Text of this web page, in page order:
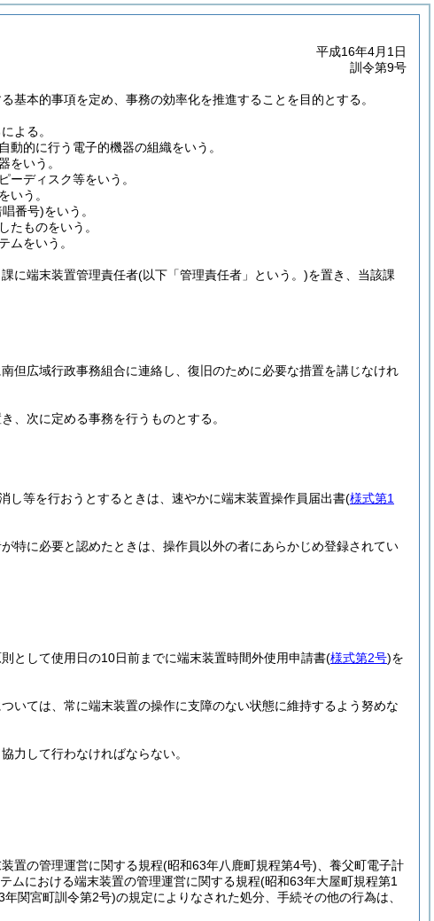
平成16年4月1日
訓令第9号
基本的事項を定め、事務の効率化を推進することを目的とする。
よる。
的に行う電子的機器の組織をいう。
をいう。
ディスク等をいう。
いう。
番号)をいう。
ものをいう。
をいう。
に端末装置管理責任者(以下「管理責任者」という。)を置き、当該課
但広域行政事務組合に連絡し、復旧のために必要な措置を講じなけれ
、次に定める事務を行うものとする。
し等を行おうとするときは、速やかに端末装置操作員届出書(様式第1
特に必要と認めたときは、操作員以外の者にあらかじめ登録されてい
として使用日の10日前までに端末装置時間外使用申請書(様式第2号)を
いては、常に端末装置の操作に支障のない状態に維持するよう努めな
力して行わなければならない。
置の管理運営に関する規程(昭和63年八鹿町規程第4号) 、養父町電子計
ムにおける端末装置の管理運営に関する規程(昭和63年大屋町規程第1
年関宮町訓令第2号)の規定によりなされた処分、手続その他の行為は、